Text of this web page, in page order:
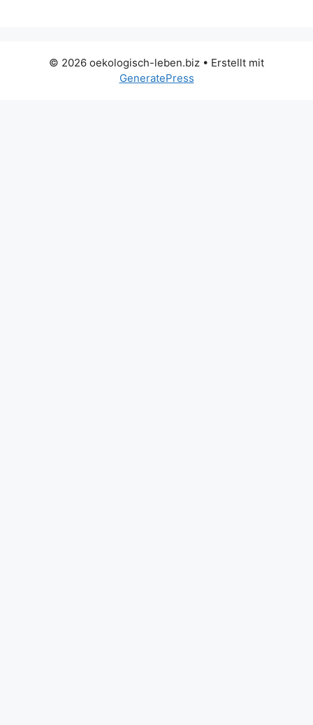
© 2026 oekologisch-leben.biz • Erstellt mit
GeneratePress